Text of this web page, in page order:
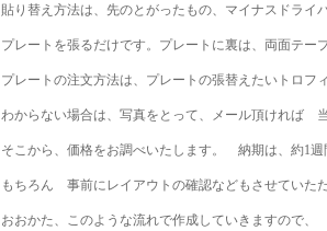
貼り替え方法は、先のとがったもの、マイナスドライ
プレートを張るだけです。プレートに裏は、両面テー
プレートの注文方法は、プレートの張替えたいトロフ
わからない場合は、写真をとって、メール頂ければ
そこから、価格をお調べいたします。 納期は、約1週
もちろん 事前にレイアウトの確認などもさせていた
おおかた、このような流れで作成していきますので、